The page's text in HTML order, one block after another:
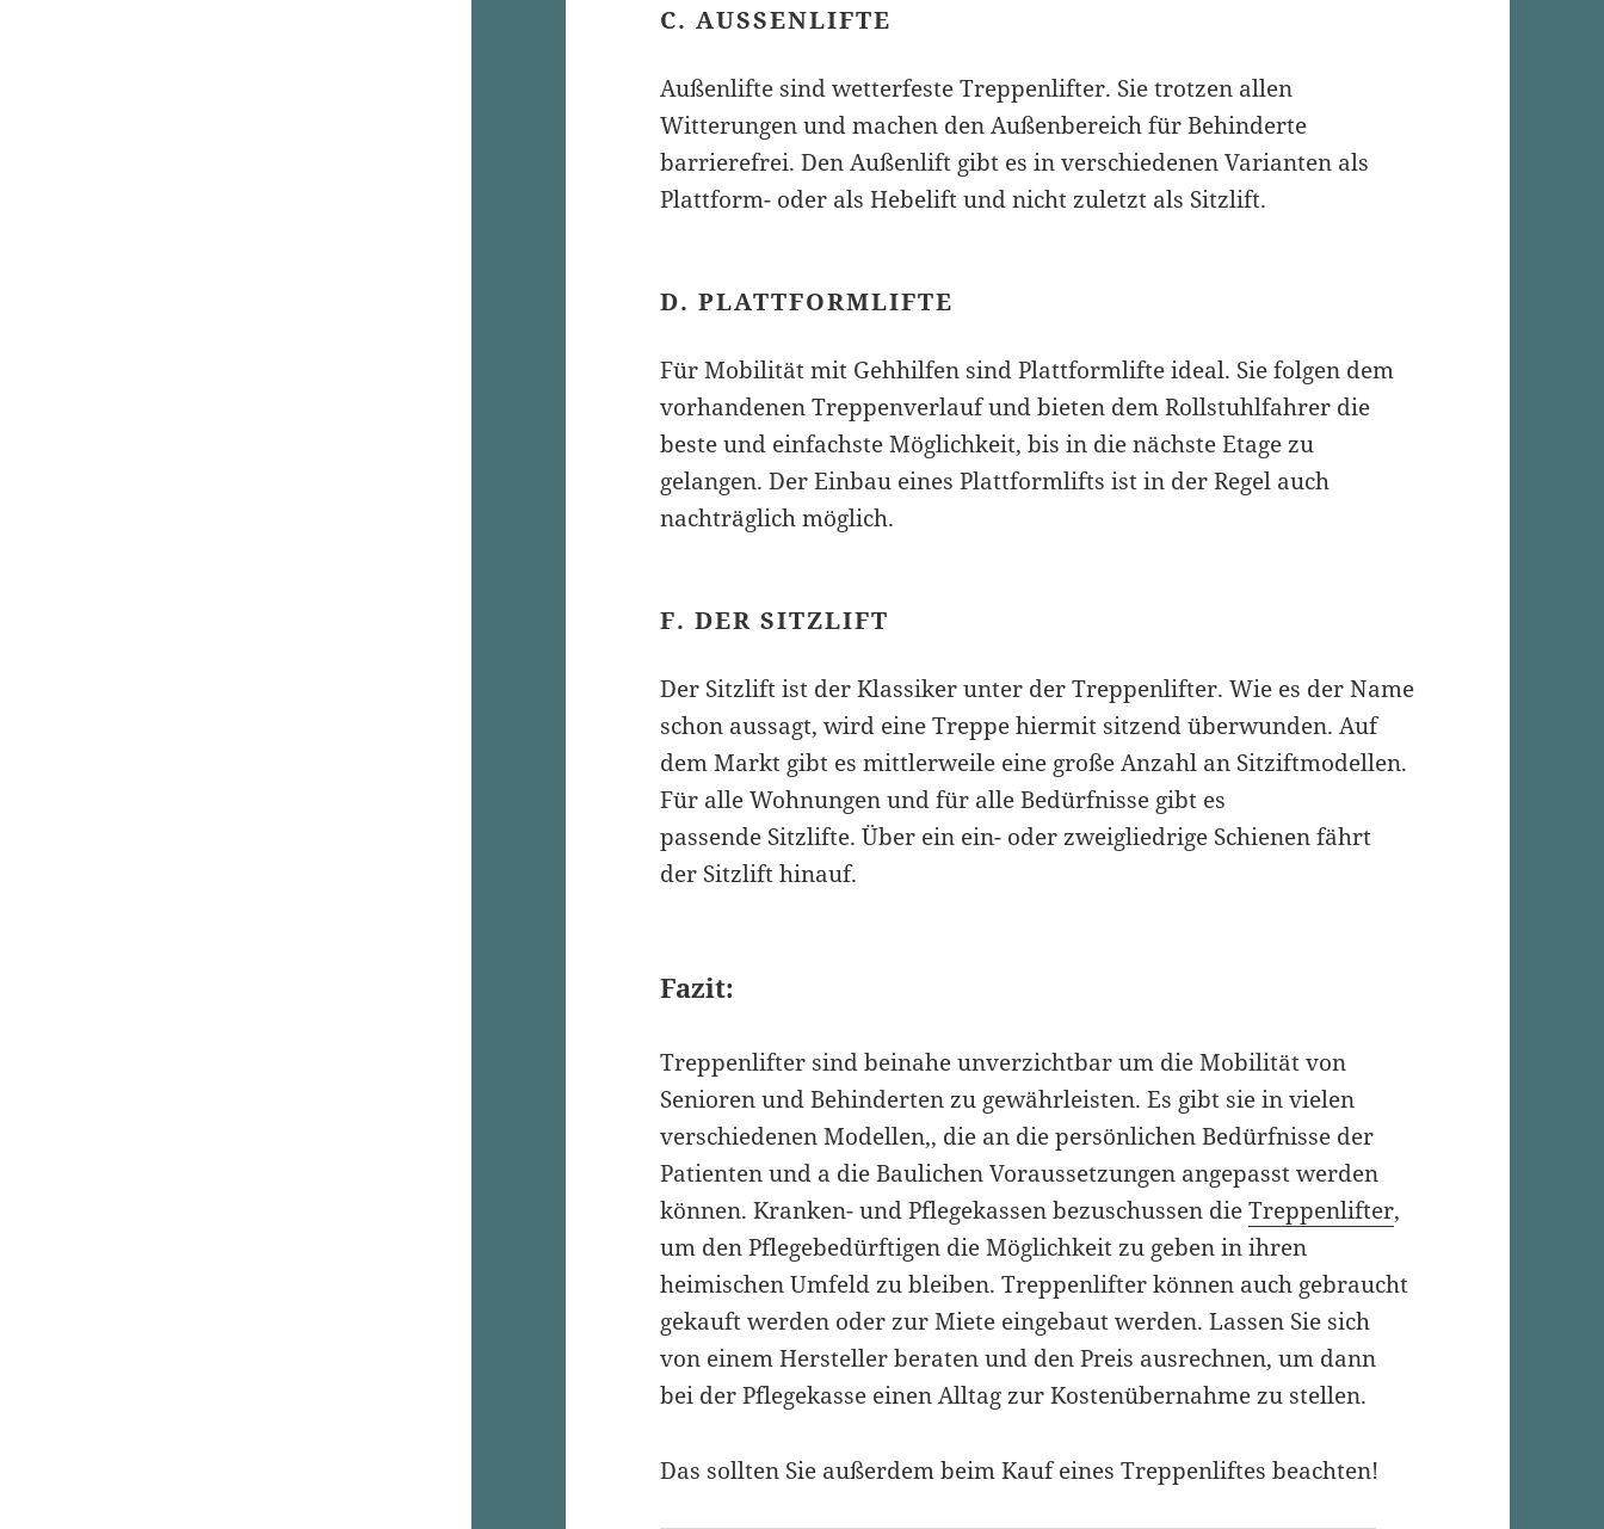
C. AUSSENLIFTE
Außenlifte sind wetterfeste Treppenlifter. Sie trotzen allen
Witterungen und machen den Außenbereich für Behinderte
barrierefrei. Den Außenlift gibt es in verschiedenen Varianten als
Plattform- oder als Hebelift und nicht zuletzt als Sitzlift.
D. PLATTFORMLIFTE
Für Mobilität mit Gehhilfen sind Plattformlifte ideal. Sie folgen dem
vorhandenen Treppenverlauf und bieten dem Rollstuhlfahrer die
beste und einfachste Möglichkeit, bis in die nächste Etage zu
gelangen. Der Einbau eines Plattformlifts ist in der Regel auch
nachträglich möglich.
F. DER SITZLIFT
Der Sitzlift ist der Klassiker unter der Treppenlifter. Wie es der Name
schon aussagt, wird eine Treppe hiermit sitzend überwunden. Auf
dem Markt gibt es mittlerweile eine große Anzahl an Sitziftmodellen.
Für alle Wohnungen und für alle Bedürfnisse gibt es
passende Sitzlifte. Über ein ein- oder zweigliedrige Schienen fährt
der Sitzlift hinauf.
Fazit:
Treppenlifter sind beinahe unverzichtbar um die Mobilität von
Senioren und Behinderten zu gewährleisten. Es gibt sie in vielen
verschiedenen Modellen,, die an die persönlichen Bedürfnisse der
Patienten und a die Baulichen Voraussetzungen angepasst werden
können. Kranken- und Pflegekassen bezuschussen dieTreppenlifter,
um den Pflegebedürftigen die Möglichkeit zu geben in ihren
heimischen Umfeld zu bleiben. Treppenlifter können auch gebraucht
gekauft werden oder zur Miete eingebaut werden. Lassen Sie sich
von einem Hersteller beraten und den Preis ausrechnen, um dann
bei der Pflegekasse einen Alltag zur Kostenübernahme zu stellen.
Das sollten Sie außerdem beim Kauf eines Treppenliftes beachten!